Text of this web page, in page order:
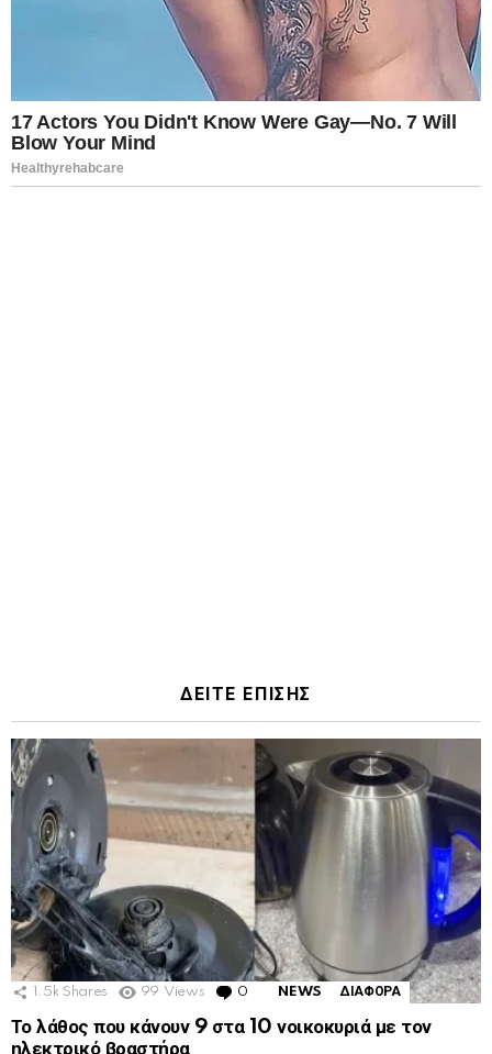
ΔΕΙΤΕ ΕΠΙΣΗΣ
1.5k Shares 99 Views 0 Comments
NEWS ΔΙΑΦΟΡΑ
Το λάθος που κάνουν 9 στα 10 νοικοκυριά με τον
ηλεκτρικό βραστήρα